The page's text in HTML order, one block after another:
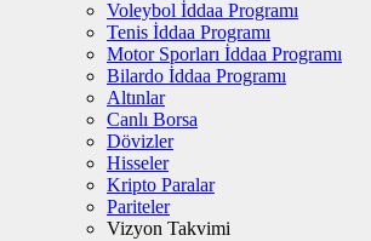
Voleybol İddaa Programı
Tenis İddaa Programı
Motor Sporları İddaa Programı
Bilardo İddaa Programı
Altınlar
Canlı Borsa
Dövizler
Hisseler
Kripto Paralar
Pariteler
Vizyon Takvimi